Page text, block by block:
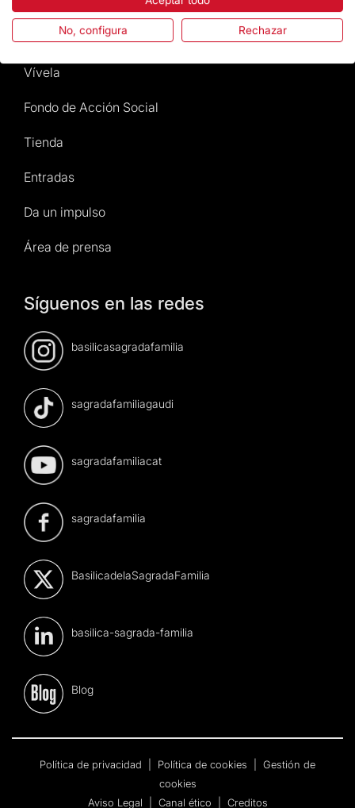
La Basílica
Vívela
Fondo de Acción Social
Tienda
Entradas
Da un impulso
Área de prensa
Síguenos en las redes
basilicasagradafamilia
sagradafamiliagaudi
sagradafamiliacat
sagradafamilia
BasilicadelaSagradaFamilia
basilica-sagrada-familia
Blog
Política de privacidad Política de cookies
Gestión de
cookies
Aviso Legal
Canal ético Creditos
No, configura Rechazar